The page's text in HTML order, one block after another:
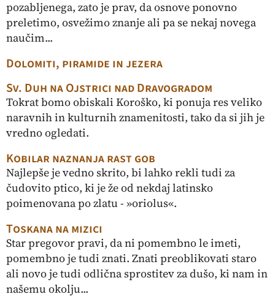
pozabljenega, zato je prav, da osnove ponovno
preletimo, osvežimo znanje ali pa se nekaj novega
naučim...
Dolomiti, piramide in jezera
Sv. Duh na Ojstrici nad Dravogradom
Tokrat bomo obiskali Koroško, ki ponuja res veliko
naravnih in kulturnih znamenitosti, tako da si jih je
vredno ogledati.
Kobilar naznanja rast gob
Najlepše je vedno skrito, bi lahko rekli tudi za
čudovito ptico, ki je že od nekdaj latinsko
poimenovana po zlatu - »oriolus«.
Toskana na mizici
Star pregovor pravi, da ni pomembno le imeti,
pomembno je tudi znati. Znati preoblikovati staro
ali novo je tudi odlična sprostitev za dušo, ki nam in
našemu okolju...